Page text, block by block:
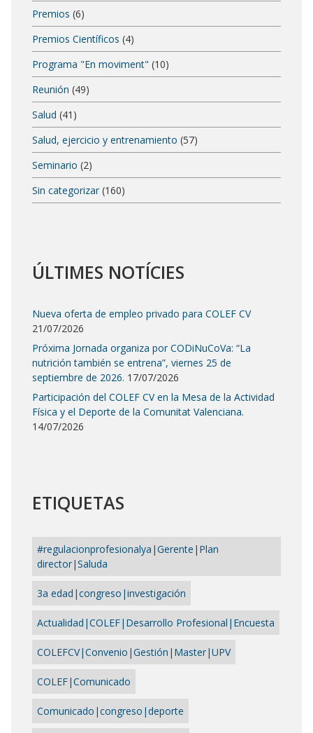
Premios (6)
Premios Científicos (4)
Programa "En moviment" (10)
Reunión (49)
Salud (41)
Salud, ejercicio y entrenamiento (57)
Seminario (2)
Sin categorizar (160)
ÚLTIMES NOTÍCIES
Nueva oferta de empleo privado para COLEF CV
21/07/2026
Próxima Jornada organiza por CODiNuCoVa: “La
nutrición también se entrena”, viernes 25 de
septiembre de 2026. 17/07/2026
Participación del COLEF CV en la Mesa de la Actividad
Física y el Deporte de la Comunitat Valenciana.
14/07/2026
ETIQUETAS
#regulacionprofesionalya|Gerente|Plan
director|Saluda
3a edad|congreso|investigación
Actualidad|COLEF|Desarrollo Profesional|Encuesta
COLEFCV|Convenio|Gestión|Master|UPV
COLEF|Comunicado
Comunicado|congreso|deporte